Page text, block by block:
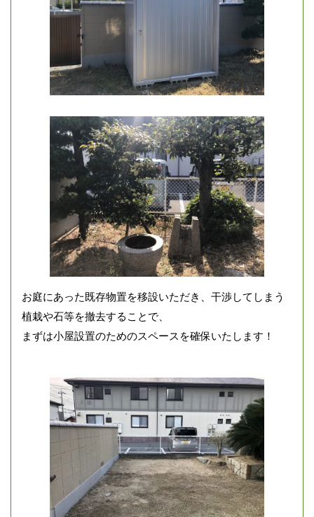
お庭にあった既存物置を移設いただき、干渉してしまう
植栽や石等を撤去することで、
まずは小屋設置のためのスペースを確保いたします！